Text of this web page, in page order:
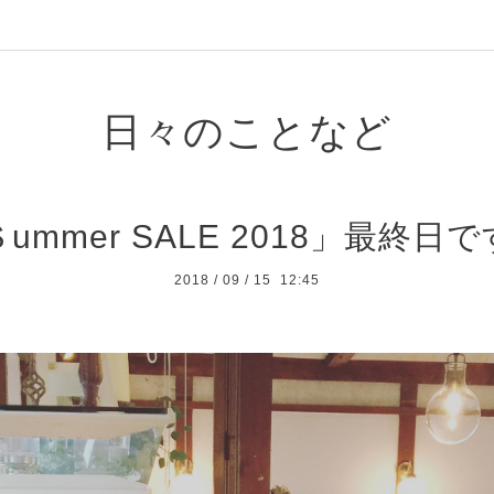
日々のことなど
ummer SALE 2018」最終日で
2018 / 09 / 15 12:45